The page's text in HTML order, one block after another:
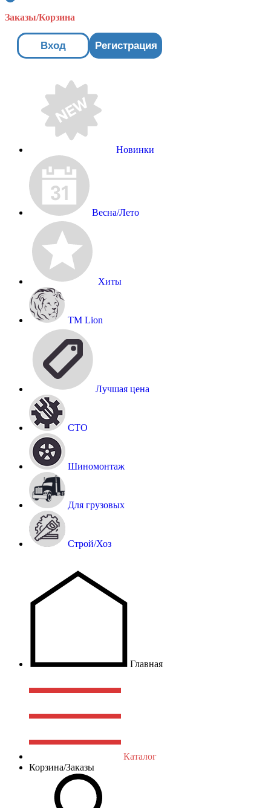
Заказы/Корзина
Вход Регистрация
Новинки
Весна/Лето
Хиты
TM Lion
Лучшая цена
СТО
Шиномонтаж
Для грузовых
Строй/Хоз
Главная
Каталог
Корзина/Заказы